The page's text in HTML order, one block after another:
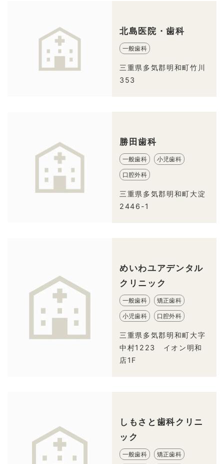
北島医院・歯科
一般歯科
三重県多気郡明和町竹川
353
勝田歯科
一般歯科 小児歯科
口腔外科
三重県多気郡明和町大淀
2446-1
めいわユアデンタル
クリニック
一般歯科 矯正歯科
小児歯科 口腔外科
三重県多気郡明和町大字
中村1223 イオン明和
店1F
しもさと歯科クリニ
ック
一般歯科 矯正歯科